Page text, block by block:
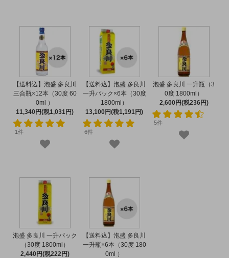
【送料込】泡盛 多良川
三合瓶×12本（30度 60
0ml ）
11,340円(税1,031円)
1件
【送料込】泡盛 多良川
一升パック×6本（30度
1800ml）
13,100円(税1,191円)
6件
泡盛 多良川 一升瓶（3
0度 1800ml）
2,600円(税236円)
5件
泡盛 多良川 一升パック
（30度 1800ml）
2,440円(税222円)
【送料込】泡盛 多良川
一升瓶×6本（30度 180
0ml ）